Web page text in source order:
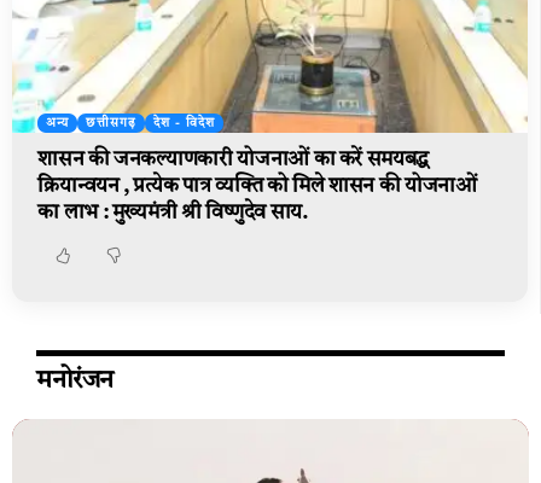
अन्य छत्तीसगढ़ देश - विदेश
शासन की जनकल्याणकारी योजनाओं का करें समयबद्ध
क्रियान्वयन , प्रत्येक पात्र व्यक्ति को मिले शासन की योजनाओं
का लाभ : मुख्यमंत्री श्री विष्णुदेव साय.
मनोरंजन